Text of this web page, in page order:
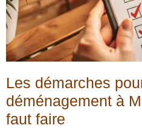
Les démarches
déménagement à
faut faire